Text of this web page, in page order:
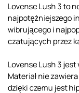
Lovense Lush 3 to
najpotężniejszego
wibrującego i
czatujących przez
Lovense Lush 3
Materiał nie
dzięki czemu jest